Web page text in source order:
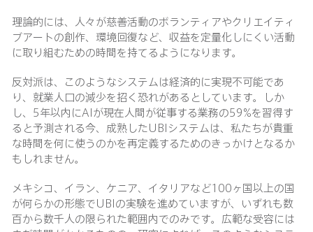
理論的には、人々が慈善活動のボランティアやクリエイティ
ブアートの創作、環境回復など、収益を定量化しにくい活動
に取り組むための時間を持てるようになります。
反対派は、このようなシステムは経済的に実現不可能であ
り、就業人口の減少を招く恐れがあるとしています。しか
し、5年以内にAIが現在人間が従事する業務の59%を習得す
ると予測される今、成熟したUBIシステムは、私たちが貴重
な時間を何に使うのかを再定義するためのきっかけとなるか
もしれません。
メキシコ、イラン、ケニア、イタリアなど100ヶ国以上の国
が何らかの形態でUBIの実験を進めていますが、いずれも数
百から数千人の限られた範囲内でのみです。広範な受容には